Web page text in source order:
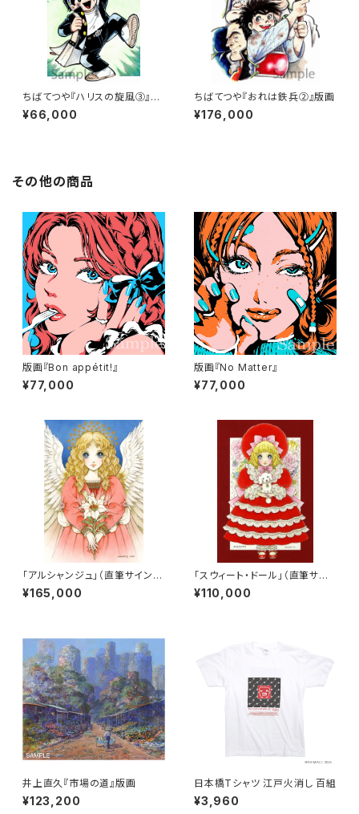
ちばてつや『ハリスの旋風③』版
画
¥66,000
ちばてつや『おれは鉄兵②』版画
¥176,000
その他の商品
版画『Bon appétit!』
¥77,000
版画『No Matter』
¥77,000
「アルシャンジュ」（直筆サイン入
り）
¥165,000
「スウィート・ドール」（直筆サイ
ン入り）
¥110,000
井上直久『市場の道』版画
¥123,200
日本橋Tシャツ 江戸火消し 百組
¥3,960